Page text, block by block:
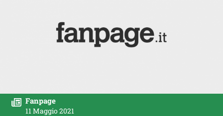
Fanpage
11 Maggio 2021